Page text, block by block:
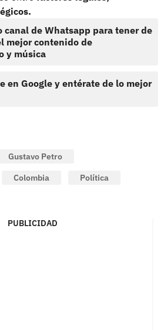
canal de Whatsapp para tener de
mejor contenido de
y música
en Google y entérate de lo mejor
Gustavo Petro
Colombia Política
PUBLICIDAD